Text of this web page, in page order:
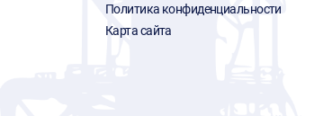
Политика конфиденциальности
Карта сайта